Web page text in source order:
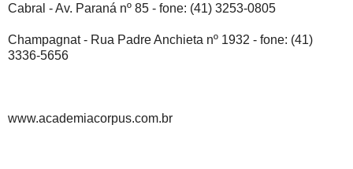
Cabral - Av. Paraná nº 85 - fone: (41) 3253-0805
Champagnat - Rua Padre Anchieta nº 1932 - fone: (41)
3336-5656
www.academiacorpus.com.br